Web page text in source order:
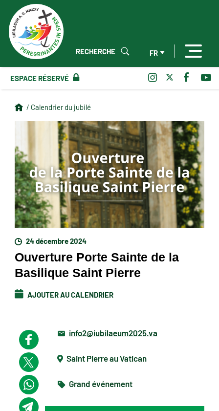
FR
RECHERCHE
ESPACE RÉSERVÉ
/ Calendrier du jubilé
24 décembre 2024
Ouverture Porte Sainte de la
Basilique Saint Pierre
AJOUTER AU CALENDRIER
info2@iubilaeum2025.va
Saint Pierre au Vatican
Grand événement